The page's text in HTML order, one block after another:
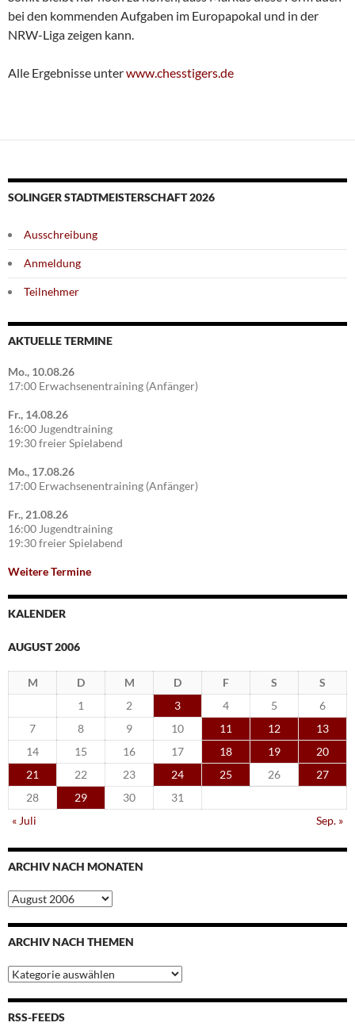
bei den kommenden Aufgaben im Europapokal und in der
NRW-Liga zeigen kann.
Alle Ergebnisse unterwww.chesstigers.de
SOLINGER STADTMEISTERSCHAFT 2026
Ausschreibung
Anmeldung
Teilnehmer
AKTUELLE TERMINE
Mo., 10.08.26
17:00 Erwachsenentraining (Anfänger)
Fr., 14.08.26
16:00 Jugendtraining
19:30 freier Spielabend
Mo., 17.08.26
17:00 Erwachsenentraining (Anfänger)
Fr., 21.08.26
16:00 Jugendtraining
19:30 freier Spielabend
Weitere Termine
KALENDER
AUGUST 2006
M D M D F S
S
1
2 3 4 5
6
7
8 9 10 11 12
13
14
15 16 17 18 19
20
21
22 23 24 25 26
27
28
29 30
31
« Juli
Sep. »
ARCHIV NACH MONATEN
Archiv
nach
Monaten
ARCHIV NACH THEMEN
Archiv
nach
Themen
RSS-FEEDS